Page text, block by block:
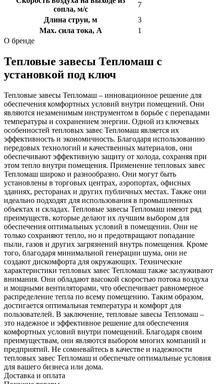
сопла, м/с
7
Длина струи, м
3
Max. сила тока, А
1
О бренде
Тепловые завесы Тепломаш с
установкой под ключ
Тепловые завесы Тепломаш – инновационное решение для
обеспечения комфортных условий внутри помещений. Они
являются незаменимым инструментом в борьбе с перепадами
температуры и сохранением энергии. Одной из ключевых
особенностей тепловых завес Тепломаш является их
эффективность и экономичность. Благодаря использованию
передовых технологий и качественных материалов, они
обеспечивают эффективную защиту от холода, сохраняя при
этом тепло внутри помещения. Применение тепловых завес
Тепломаш широко и разнообразно. Они могут быть
установлены в торговых центрах, аэропортах, офисных
зданиях, ресторанах и других публичных местах. Также они
идеально подходят для использования в промышленных
объектах и складах. Тепловые завесы Тепломаш имеют ряд
преимуществ, которые делают их лучшим выбором для
обеспечения оптимальных условий в помещении. Они не
только сохраняют тепло, но и предотвращают попадание
пыли, газов и других загрязнений внутрь помещения. Кроме
того, благодаря минимальной генерации шума, они не
создают дискомфорта для окружающих. Технические
характеристики тепловых завес Тепломаш также заслуживают
внимания. Они обладают высокой скоростью потока воздуха
и мощными вентиляторами, что обеспечивает равномерное
распределение тепла по всему помещению. Таким образом,
достигается оптимальная температура и комфорт для
пользователей. В заключение, тепловые завесы Тепломаш –
это надежное и эффективное решение для обеспечения
комфортных условий внутри помещений. Благодаря своим
преимуществам, они являются выбором многих компаний и
предприятий. Не сомневайтесь в качестве и надежности
тепловых завес Тепломаш и обеспечьте оптимальные условия
для вашего бизнеса или дома.
Доставка и оплата